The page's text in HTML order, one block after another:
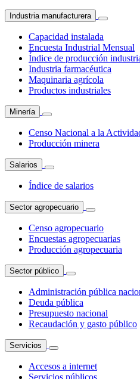
Industria manufacturera
Capacidad instalada
Encuesta Industrial Mensual
Índice de producción
Industria farmacéutica
Maquinaria agrícola
Productos industriales
Minería
Censo Nacional a la
Producción minera
Salarios
Índice de salarios
Sector agropecuario
Censo agropecuario
Encuestas agropecuarias
Producción agropecuaria
Sector público
Administración pública
Deuda pública
Presupuesto nacional
Recaudación y gasto público
Servicios
Accesos a internet
Servicios públicos